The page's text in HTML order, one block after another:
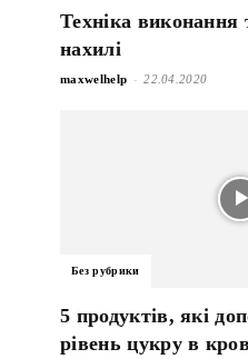
Техніка
нахилі
maxwelhelp - 22.04.2020
Без рубрики
5 продуктів, які
рівень цукру в